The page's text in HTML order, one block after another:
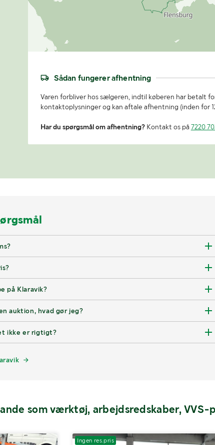
Sådan fungerer afhentning
Varen forbliver hos sælgeren, indtil køberen har betalt
kontaktoplysninger og kan aftale afhentning (inden for
Har du spørgsmål om afhentning?Kontakt os på 7220
på Klaravik?
auktion, hvad gør jeg?
ikke er rigtigt?
som værktøj, arbejdsredskaber,
Ingen res.pris